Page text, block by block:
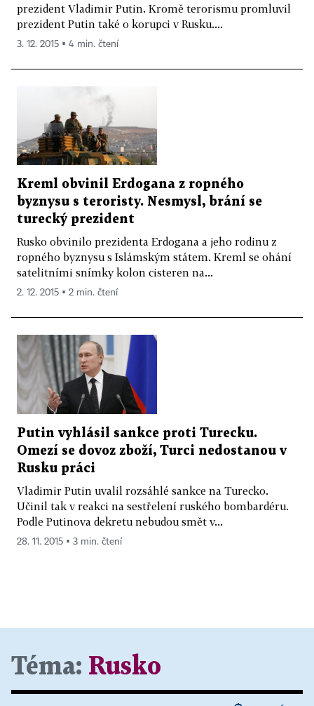
prezident Vladimir Putin. Kromě terorismu promluvil
prezident Putin také o korupci v Rusku....
3. 12. 2015 ▪ 4 min. čtení
Kreml obvinil Erdogana z ropného
byznysu s teroristy. Nesmysl, brání se
turecký prezident
Rusko obvinilo prezidenta Erdogana a jeho rodinu z
ropného byznysu s Islámským státem. Kreml se ohání
satelitními snímky kolon cisteren na...
2. 12. 2015 ▪ 2 min. čtení
Putin vyhlásil sankce proti Turecku.
Omezí se dovoz zboží, Turci nedostanou v
Rusku práci
Vladimir Putin uvalil rozsáhlé sankce na Turecko.
Učinil tak v reakci na sestřelení ruského bombardéru.
Podle Putinova dekretu nebudou smět v...
28. 11. 2015 ▪ 3 min. čtení
Téma: Rusko